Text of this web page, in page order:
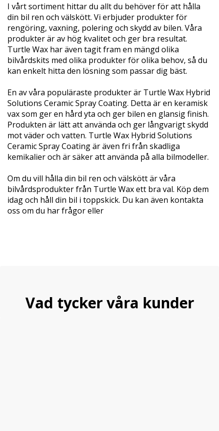
I vårt sortiment hittar du allt du behöver för att hålla
din bil ren och välskött. Vi erbjuder produkter för
rengöring, vaxning, polering och skydd av bilen. Våra
produkter är av hög kvalitet och ger bra resultat.
Turtle Wax har även tagit fram en mängd olika
bilvårdskits med olika produkter för olika behov, så du
kan enkelt hitta den lösning som passar dig bäst.
En av våra populäraste produkter är Turtle Wax Hybrid
Solutions Ceramic Spray Coating. Detta är en keramisk
vax som ger en hård yta och ger bilen en glansig finish.
Produkten är lätt att använda och ger långvarigt skydd
mot väder och vatten. Turtle Wax Hybrid Solutions
Ceramic Spray Coating är även fri från skadliga
kemikalier och är säker att använda på alla bilmodeller.
Om du vill hålla din bil ren och välskött är våra
bilvårdsprodukter från Turtle Wax ett bra val. Köp dem
idag och håll din bil i toppskick. Du kan även kontakta
oss om du har frågor eller
Vad tycker våra kunder